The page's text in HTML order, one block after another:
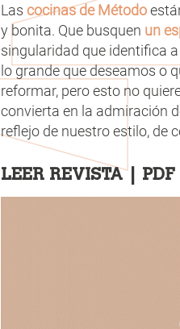
Las cocinas de Método
y bonita. Que busquen un
singularidad que identifica
lo grande que deseamos o
reformar, pero esto no
convierta en la admiración
reflejo de nuestro estilo, de
LEER REVISTA| PDF